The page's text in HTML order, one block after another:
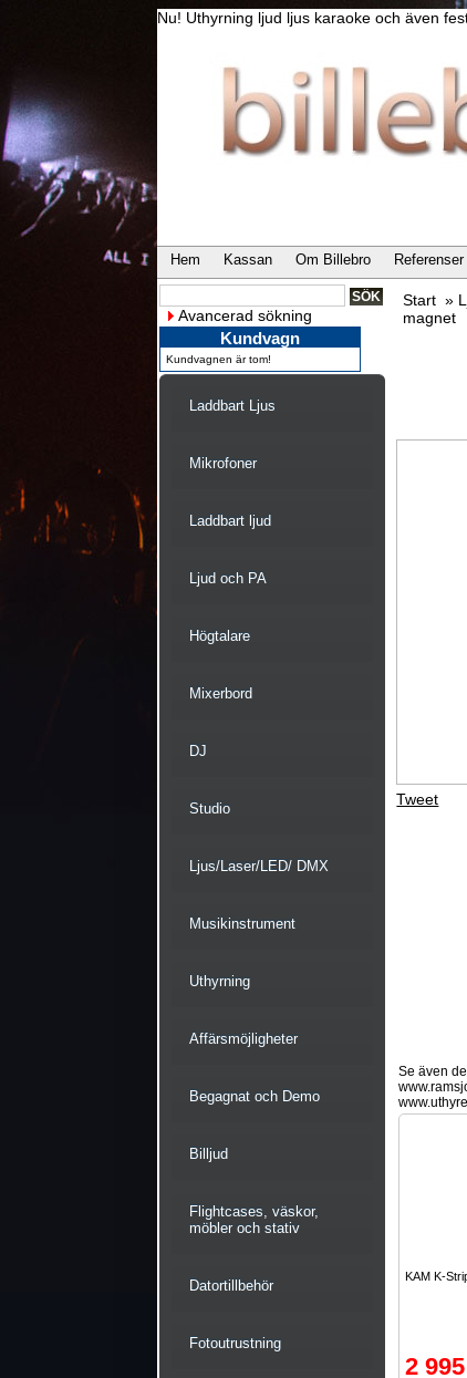
Nu! Uthyrning ljud ljus karaoke och även
Hem Kassan Om Billebro Referenser
Avancerad sökning
Kundvagn
Kundvagnen är tom!
Laddbart Ljus
Mikrofoner
Laddbart ljud
Ljud och PA
Högtalare
Mixerbord
DJ
Studio
Ljus/Laser/LED/ DMX
Musikinstrument
Uthyrning
Affärsmöjligheter
Begagnat och Demo
Billjud
Flightcases, väskor,
möbler och stativ
Datortillbehör
Fotoutrustning
Start »
magnet
Tweet
Se även
KAM K-
2